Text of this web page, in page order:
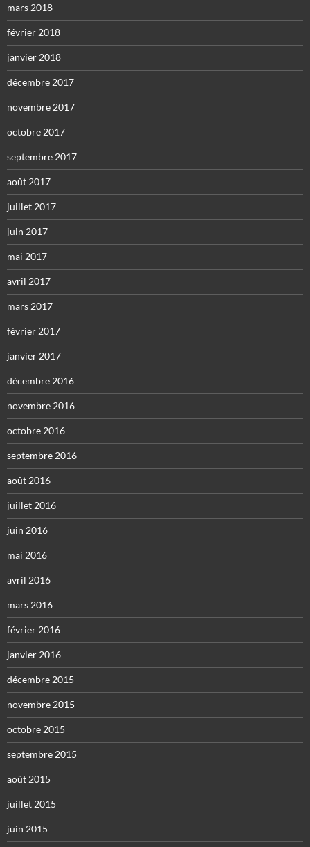
mars 2018
février 2018
janvier 2018
décembre 2017
novembre 2017
octobre 2017
septembre 2017
août 2017
juillet 2017
juin 2017
mai 2017
avril 2017
mars 2017
février 2017
janvier 2017
décembre 2016
novembre 2016
octobre 2016
septembre 2016
août 2016
juillet 2016
juin 2016
mai 2016
avril 2016
mars 2016
février 2016
janvier 2016
décembre 2015
novembre 2015
octobre 2015
septembre 2015
août 2015
juillet 2015
juin 2015